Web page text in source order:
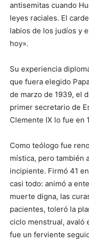
antisemitas cuando
leyes raciales. El
labios de los judíos y
hoy».
Su experiencia
que fuera elegido
de marzo de 1939, el
primer secretario de
Clemente IX lo fue en
Como teólogo fue
mística, pero también
incipiente. Firmó 41
casi todo: animó a
muerte digna, las
pacientes, toleró la
ciclo menstrual, avaló
fue un ferviente